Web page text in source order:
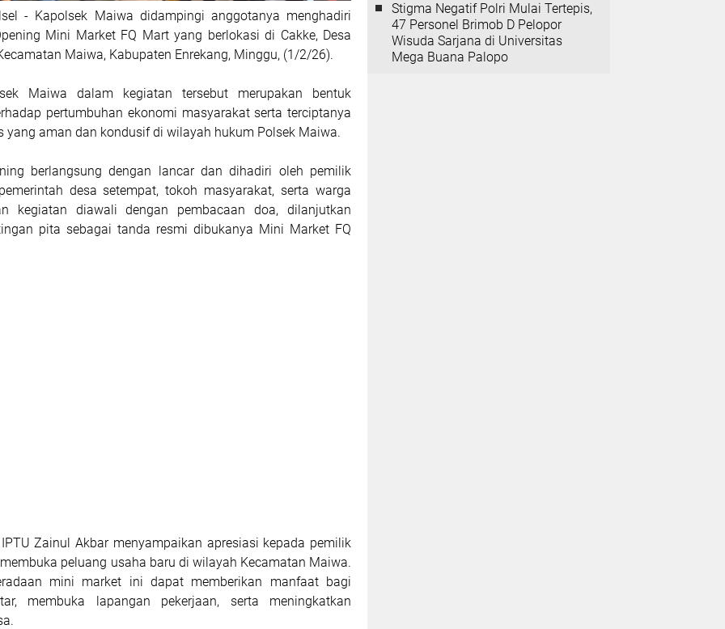
- Kapolsek Maiwa didampingi anggotanya menghadiri
Mini Market FQ Mart yang berlokasi di Cakke, Desa
Maiwa, Kabupaten Enrekang, Minggu, (1/2/26).
Maiwa dalam kegiatan tersebut merupakan bentuk
pertumbuhan ekonomi masyarakat serta terciptanya
yang aman dan kondusif di wilayah hukum Polsek Maiwa.
berlangsung dengan lancar dan dihadiri oleh pemilik
desa setempat, tokoh masyarakat, serta warga
kegiatan diawali dengan pembacaan doa, dilanjutkan
pita sebagai tanda resmi dibukanya Mini Market FQ
Zainul Akbar menyampaikan apresiasi kepada pemilik
peluang usaha baru di wilayah Kecamatan Maiwa.
mini market ini dapat memberikan manfaat bagi
membuka lapangan pekerjaan, serta meningkatkan
Stigma Negatif Polri Mulai Tertepis,
47 Personel Brimob D Pelopor
Wisuda Sarjana di Universitas
Mega Buana Palopo